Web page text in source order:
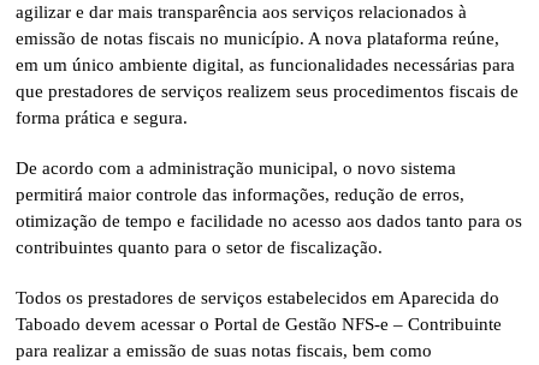
agilizar e dar mais transparência aos serviços relacionados à
emissão de notas fiscais no município. A nova plataforma reúne,
em um único ambiente digital, as funcionalidades necessárias para
que prestadores de serviços realizem seus procedimentos fiscais de
forma prática e segura.
De acordo com a administração municipal, o novo sistema
permitirá maior controle das informações, redução de erros,
otimização de tempo e facilidade no acesso aos dados tanto para os
contribuintes quanto para o setor de fiscalização.
Todos os prestadores de serviços estabelecidos em Aparecida do
Taboado devem acessar o Portal de Gestão NFS-e – Contribuinte
para realizar a emissão de suas notas fiscais, bem como